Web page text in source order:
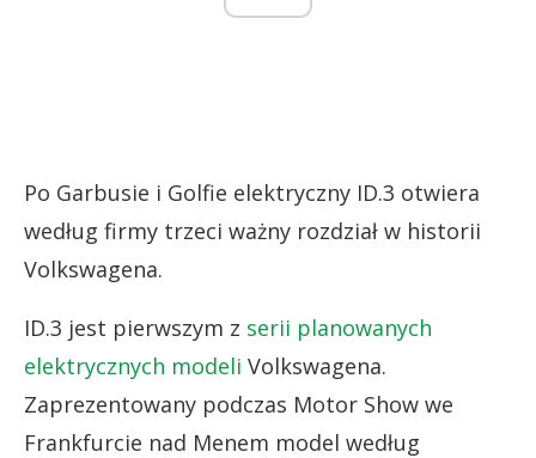
Po Garbusie i Golfie elektryczny ID.3 otwiera
według firmy trzeci ważny rozdział w historii
Volkswagena.
ID.3 jest pierwszym z serii planowanych
elektrycznych modeli Volkswagena.
Zaprezentowany podczas Motor Show we
Frankfurcie nad Menem model według